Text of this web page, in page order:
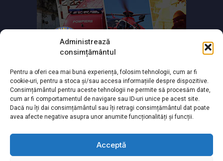
Administrează
consimțământul
Pentru a oferi cea mai bună experiență, folosim tehnologii, cum ar fi
cookie-uri, pentru a stoca și/sau accesa informațiile despre dispozitive.
Consimțământul pentru aceste tehnologii ne permite să procesăm date,
cum ar fi comportamentul de navigare sau ID-uri unice pe acest site.
Dacă nu îți dai consimțământul sau îți retragi consimțământul dat poate
avea afecte negative asupra unor anumite funcționalități și funcții.
Acceptă